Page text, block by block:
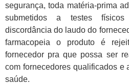
segurança, toda matéria-prima
submetidos a testes
discordância do laudo do
farmacopeia o produto é
fornecedor pra que possa ser
com fornecedores qualificados e
saúde.